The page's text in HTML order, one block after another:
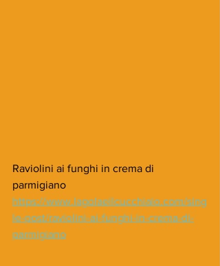
Raviolini ai funghi in crema di
parmigiano
https://www.lagolaeilcucchiaio.com/sing
le-post/raviolini-ai-funghi-in-crema-di-
parmigiano